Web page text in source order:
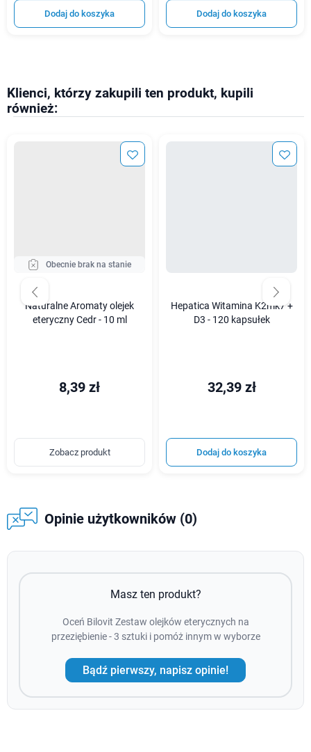
Dodaj do koszyka Dodaj do koszyka
Klienci, którzy zakupili ten produkt, kupili
również:
Obecnie brak na stanie
Naturalne Aromaty olejek
eteryczny Cedr - 10 ml
8,39 zł
Zobacz produkt
Hepatica Witamina K2mk7 +
D3 - 120 kapsułek
32,39 zł
Dodaj do koszyka
Opinie użytkowników (0)
Masz ten produkt?
Oceń Bilovit Zestaw olejków eterycznych na
przeziębienie - 3 sztuki i pomóż innym w wyborze
Bądź pierwszy, napisz opinie!